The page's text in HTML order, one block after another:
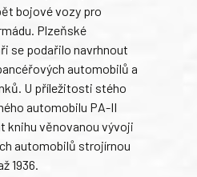
bojové vozy pro
Plzeňské
se podařilo navrhnout
automobilů a
U příležitosti stého
automobilu PA-II
knihu věnovanou vývoji
automobilů strojírnou
1936.